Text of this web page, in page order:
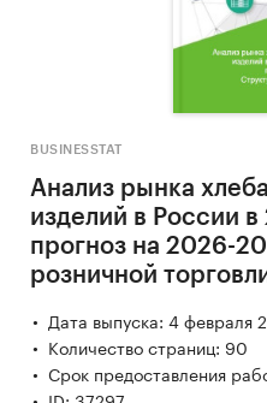
BUSINESSTAT
Анализ рынка
изделий в России в
прогноз на 2026-
розничной
Дата выпуска: 4 февраля
Количество страниц: 90
Срок предоставления